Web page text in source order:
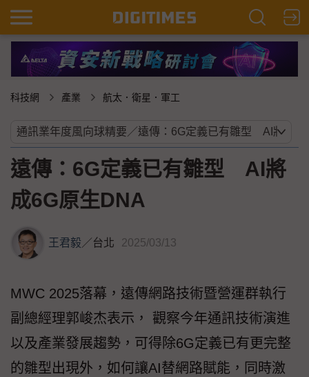
科技網 產業 航太．衛星．軍工
遠傳：6G定義已有雛型 AI將
成6G原生DNA
王君毅／台北 2025/03/13
MWC 2025落幕，遠傳網路技術暨營運群執行
副總經理郭峻杰表示， 觀察今年通訊技術演進
以及產業發展趨勢，可得除6G定義已有更完整
的雛型出現外，如何讓AI替網路賦能，同時激